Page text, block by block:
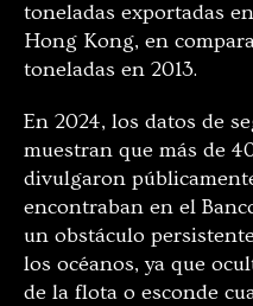
toneladas exportadas
Hong Kong, en
toneladas en 2013.
En 2024, los datos de
muestran que más de
divulgaron
encontraban en el
un obstáculo
los océanos, ya que
de la flota o esconde